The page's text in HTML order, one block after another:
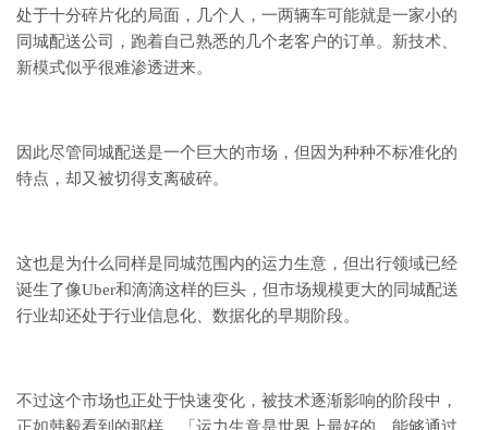
处于十分碎片化的局面，几个人，一两辆车可能就是一家小的
同城配送公司，跑着自己熟悉的几个老客户的订单。新技术、
新模式似乎很难渗透进来。
因此尽管同城配送是一个巨大的市场，但因为种种不标准化的
特点，却又被切得支离破碎。
这也是为什么同样是同城范围内的运力生意，但出行领域已经
诞生了像Uber和滴滴这样的巨头，但市场规模更大的同城配送
行业却还处于行业信息化、数据化的早期阶段。
不过这个市场也正处于快速变化，被技术逐渐影响的阶段中，